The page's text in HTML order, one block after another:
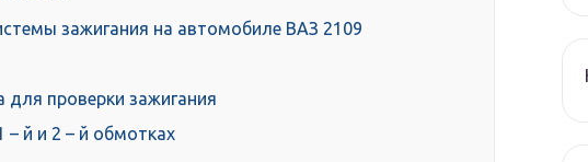
зажигания на автомобиле ВАЗ 2109
для проверки зажигания
– й и 2 – й обмотках